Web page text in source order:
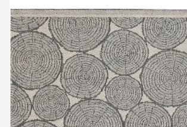
Avaa tuotekuva suurennettuna